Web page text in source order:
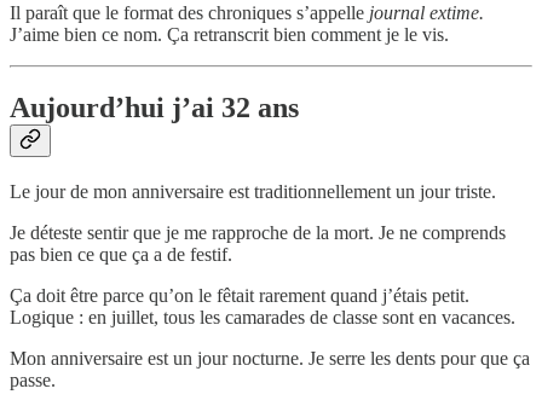
Il paraît que le format des chroniques s’appelle journal extime.
J’aime bien ce nom. Ça retranscrit bien comment je le vis.
Aujourd’hui j’ai 32 ans
Le jour de mon anniversaire est traditionnellement un jour triste.
Je déteste sentir que je me rapproche de la mort. Je ne comprends
pas bien ce que ça a de festif.
Ça doit être parce qu’on le fêtait rarement quand j’étais petit.
Logique : en juillet, tous les camarades de classe sont en vacances.
Mon anniversaire est un jour nocturne. Je serre les dents pour que ça
passe.